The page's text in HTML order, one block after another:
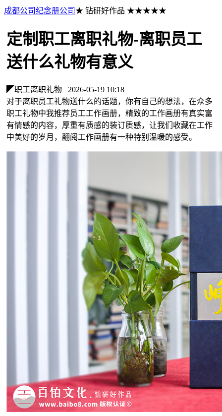
成都公司纪念册公司 ★ 钻研好作品 ★★★★★
定制职工离职礼物-离职员工
送什么礼物有意义
◤职工离职礼物
2026-05-19 10:18
对于离职员工礼物送什么的话题，你有自己的想法，在众多
职工礼物中我推荐员工工作画册，精致的工作画册有真实富
有情感的内容，厚重有质感的装订质感，让我们收藏在工作
中美好的岁月，翻阅工作画册有一种特别温暖的感受。